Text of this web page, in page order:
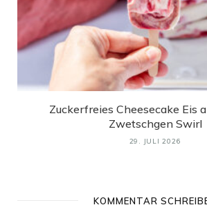
Zuckerfreies Cheesecake Eis
Zwetschgen Swirl
29. JULI 2026
KOMMENTAR